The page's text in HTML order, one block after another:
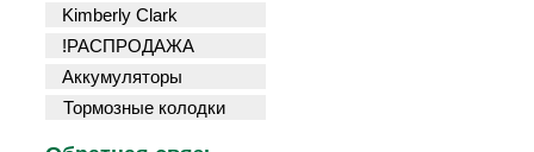
Kimberly Clark
!РАСПРОДАЖА
Аккумуляторы
Тормозные колодки